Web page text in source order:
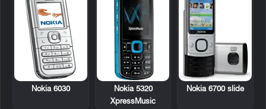
Nokia 6700 slide
Nokia 5320
XpressMusic
Nokia 6030